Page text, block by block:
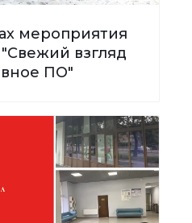
мероприятия
взгляд
ПО"